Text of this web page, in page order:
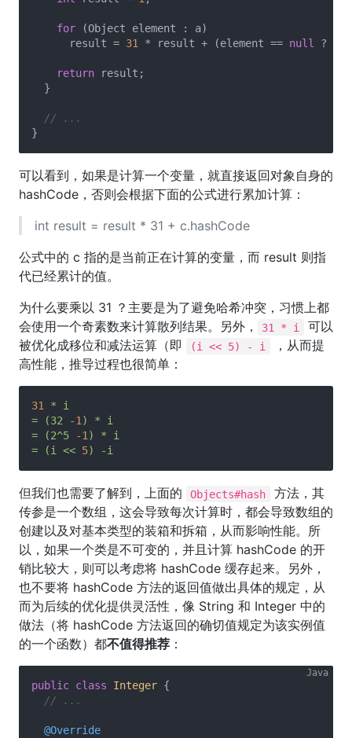
for (Object element : a)
      result =
31 * result + (element == null ?
return result;
  }
// ...
可以看到，如果是计算一个变量，就直接返回对象自身的
hashCode，否则会根据下面的公式进行累加计算：
int result = result * 31 + c.hashCode
公式中的 c 指的是当前正在计算的变量，而 result 则指
代已经累计的值。
为什么要乘以 31 ？主要是为了避免哈希冲突，习惯上都
会使用一个奇素数来计算散列结果。另外，
31 * i
可以
被优化成移位和减法运算（即
(i << 5) - i
，从而提
高性能，推导过程也很简单：
31 *
i
=
(32 -1) *
i
=
(2^5 -1) *
i
=
(i << 5) -i
但我们也需要了解到，上面的 Objects#hash
方法，其
传参是一个数组，这会导致每次计算时，都会导致数组的
创建以及对基本类型的装箱和拆箱，从而影响性能。所
以，如果一个类是不可变的，并且计算 hashCode 的开
销比较大，则可以考虑将 hashCode 缓存起来。另外，
也不要将 hashCode 方法的返回值做出具体的规定，从
而为后续的优化提供灵活性，像 String 和 Integer 中的
做法（将 hashCode 方法返回的确切值规定为该实例值
的一个函数）都不值得推荐 ：
public class Integer {
// ...
@Override